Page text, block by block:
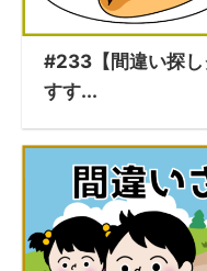
#233【間違い探
すす...